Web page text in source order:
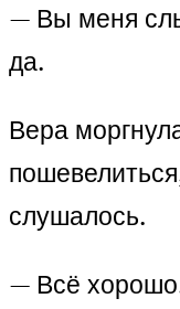
— Вы меня
да.
Вера
слушалось.
— Всё